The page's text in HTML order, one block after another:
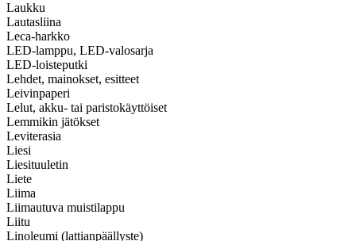
Laukku
Lautasliina
Leca-harkko
LED-lamppu, LED-valosarja
LED-loisteputki
Lehdet, mainokset, esitteet
Leivinpaperi
Lelut, akku- tai paristokäyttöiset
Lemmikin jätökset
Leviterasia
Liesi
Liesituuletin
Liete
Liima
Liimautuva muistilappu
Liitu
Linoleumi (lattianpäällyste)